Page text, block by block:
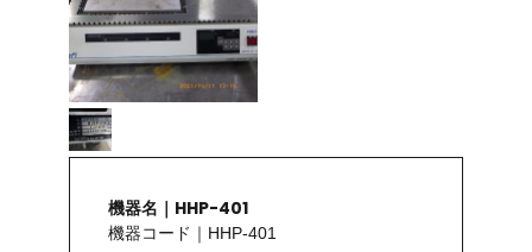
機器名｜HHP-401
機器コード｜HHP-401